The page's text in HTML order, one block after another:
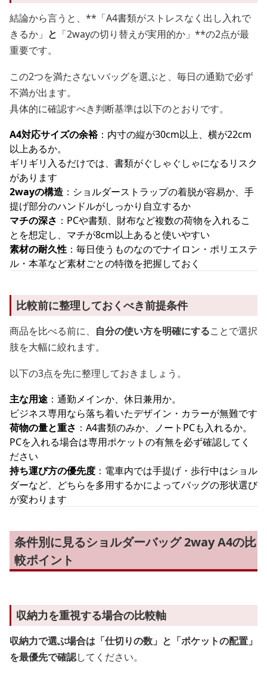
結論から言うと、**「A4書類がストレスなく出し入れで
きるか」 と 「2wayの切り替えが実用的か」**の2点が最
重要です。
この2つを満たさないバッグを選ぶと、毎日の通勤で必ず
不満が出ます。
具体的に確認すべき判断基準は以下のとおりです。
A4対応サイズの余裕：内寸の縦が30cm以上、横が22cm
以上あるか。
ギリギリ入るだけでは、書類がぐしゃぐしゃになるリスク
があります
2wayの構造 ：ショルダーストラップの着脱が容易か、手
提げ部分のハンドルがしっかり自立するか
マチの深さ ：PCや書類、財布など複数の荷物を入れるこ
とを想定し、マチが8cm以上あると使いやすい
素材の耐久性 ：毎日使うものなのでナイロン・ポリエステ
ル・本革など素材ごとの特徴を把握しておく
比較前に整理しておくべき前提条件
商品を比べる前に、 自分の使い方を明確にすることで選択
肢を大幅に絞れます。
以下の3点を先に整理しておきましょう。
主な用途 ：通勤メインか、休日兼用か。
ビジネス専用なら落ち着いたデザイン・カラーが無難です
荷物の量と重さ ：A4書類のみか、ノートPCも入れるか。
PCを入れる場合は専用ポケットの有無を必ず確認してく
ださい
持ち運び方の優先度 ：電車内では手提げ・歩行中はショル
ダーなど、どちらを多用するかによってバッグの形状選び
が変わります
条件別に見るショルダーバッグ 2way A4の比
較ポイント
収納力を重視する場合の比較軸
収納力で選ぶ場合は「仕切りの数」と「ポケットの配置」
を最優先で確認してください。